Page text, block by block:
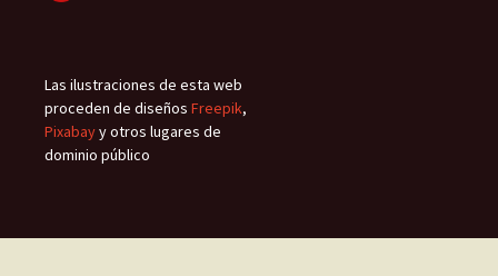
Las ilustraciones de esta web
proceden de diseños Freepik,
Pixabayy otros lugares de
dominio público